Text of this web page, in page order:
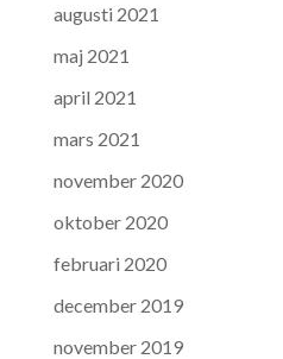
augusti 2021
maj 2021
april 2021
mars 2021
november 2020
oktober 2020
februari 2020
december 2019
november 2019